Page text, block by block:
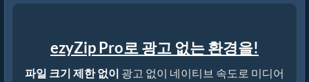
ezyZip Pro로 광고 없는 환경을!
파일 크기 제한 없이 광고 없이 네이티브 속도로 미디어